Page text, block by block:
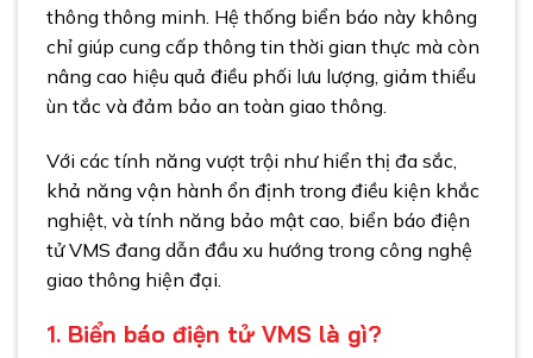
thông thông minh. Hệ thống biển báo này không
chỉ giúp cung cấp thông tin thời gian thực mà còn
nâng cao hiệu quả điều phối lưu lượng, giảm thiểu
ùn tắc và đảm bảo an toàn giao thông.
Với các tính năng vượt trội như hiển thị đa sắc,
khả năng vận hành ổn định trong điều kiện khắc
nghiệt, và tính năng bảo mật cao, biển báo điện
tử VMS đang dẫn đầu xu hướng trong công nghệ
giao thông hiện đại.
1. Biển báo điện tử VMS là gì?